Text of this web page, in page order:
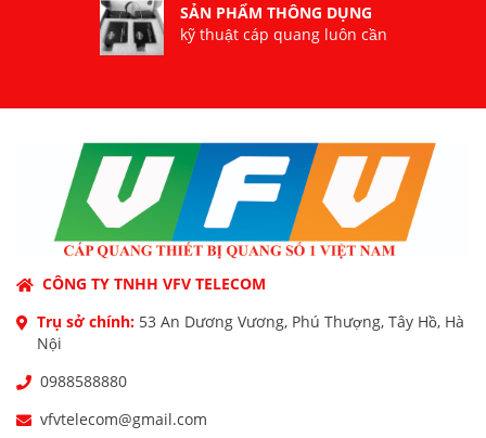
SẢN PHẨM THÔNG DỤNG
kỹ thuật cáp quang luôn cần
CÔNG TY TNHH VFV TELECOM
Trụ sở chính: 53 An Dương Vương, Phú Thượng, Tây Hồ, Hà
Nội
0988588880
vfvtelecom@gmail.com